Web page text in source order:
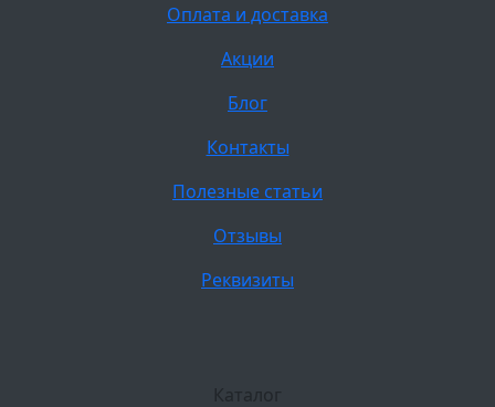
Оплата и доставка
Акции
Блог
Контакты
Полезные статьи
Отзывы
Реквизиты
Каталог